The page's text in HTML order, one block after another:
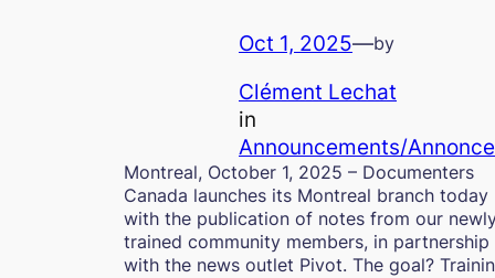
Oct 1, 2025—by
Clément Lechat
in
Announcements/
Montreal, October 1, 2025 – Documenters
Canada launches its Montreal branch today
with the publication of notes from our
trained community members, in partnership
with the news outlet Pivot. The goal?